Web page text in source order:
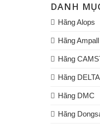
DANH
Hãng Alops
Hãng Ampall
Hãng
Hãng
Hãng DMC
Hãng